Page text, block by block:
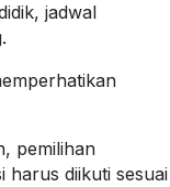
jadwal
pemilihan
harus diikuti sesuai